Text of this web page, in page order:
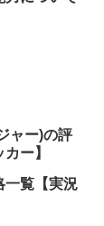
ャー)の評
ー】
一覧【実況